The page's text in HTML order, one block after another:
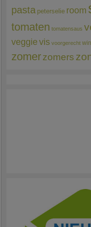
pasta peterselie room
tomaten tomatensaus
veggie vis voorgerecht
zomerzomers